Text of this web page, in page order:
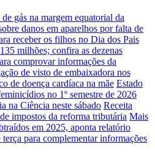
gás na margem equatorial da
danos em aparelhos por falta de
receber os filhos no Dia dos Pais
milhões; confira as dezenas
comprovar informações da
de visto de embaixadora nos
de doença cardíaca na mãe Estado
no 1º semestre de 2026
na Ciência neste sábado Receita
impostos da reforma tributária Mais
em 2025, aponta relatório
para complementar informações